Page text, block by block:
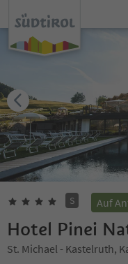
S Auf
Hotel Pinei
St. Michael - Kastelruth,